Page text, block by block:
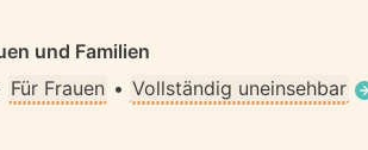
und Familien
Für Frauen • Vollständig uneinsehbar